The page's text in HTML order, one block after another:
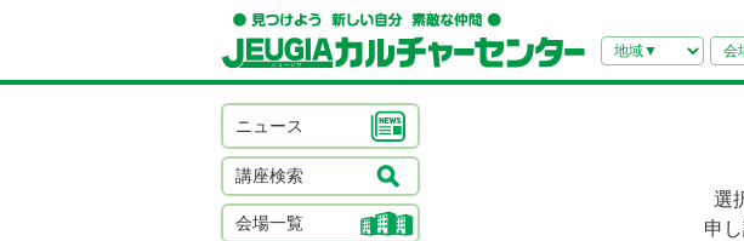
ニュース
講座検索
会場一覧
選
申